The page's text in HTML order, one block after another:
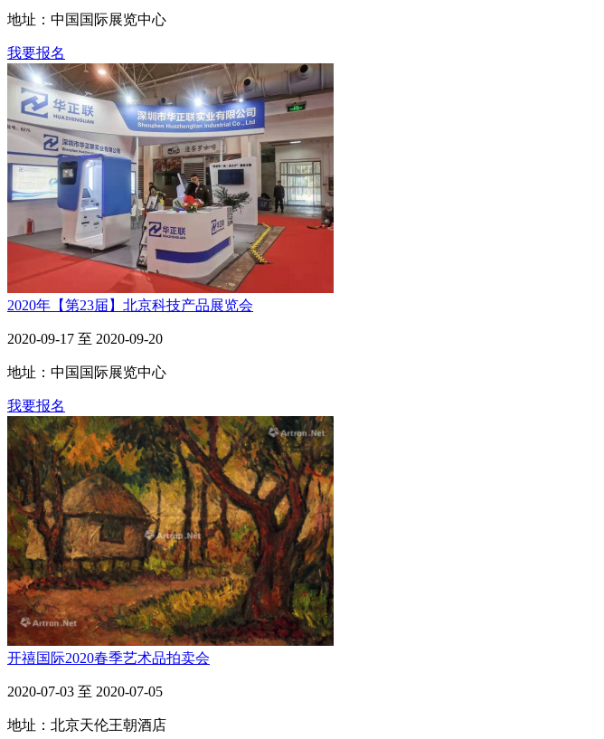
地址：中国国际展览中心
我要报名
2020年【第23届】北京科技产品展览会
2020-09-17 至 2020-09-20
地址：中国国际展览中心
我要报名
开禧国际2020春季艺术品拍卖会
2020-07-03 至 2020-07-05
地址：北京天伦王朝酒店